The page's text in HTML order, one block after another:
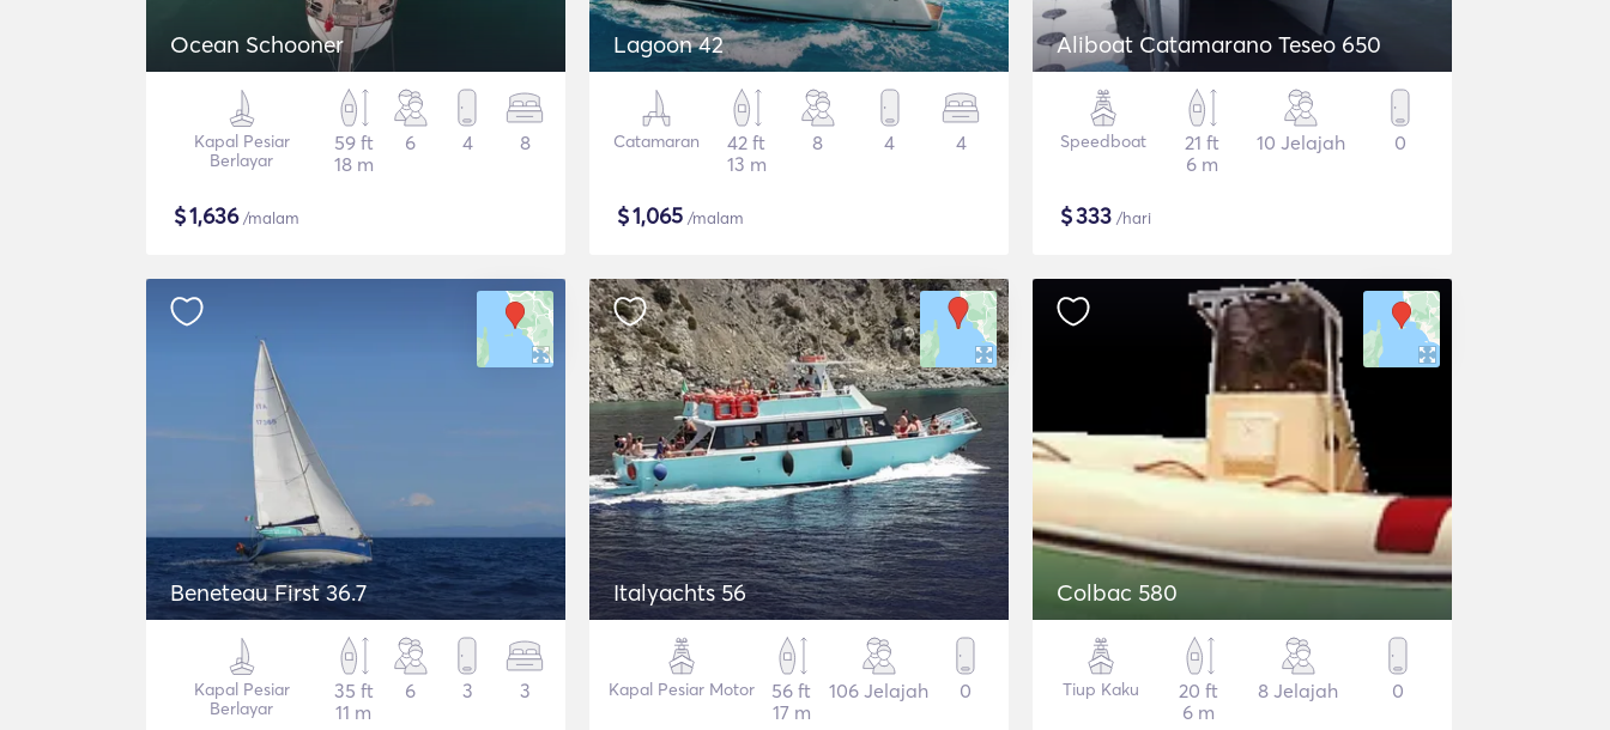
Ocean Schooner
Kapal Pesiar
Berlayar
59 ft
18 m
6 4 8
$1,636/malam
Lagoon 42
Catamaran
42 ft
13 m
8 4 4
$1,065 /malam
Aliboat Catamarano Teseo 650
Speedboat
21 ft
6 m
10 Jelajah 0
$333 /hari
Beneteau First 36.7
Kapal Pesiar
Berlayar
35 ft
11 m
6 3 3
Italyachts 56
Kapal Pesiar Motor
56 ft
17 m
106 Jelajah 0
Colbac 580
Tiup Kaku
20 ft
6 m
8 Jelajah 0